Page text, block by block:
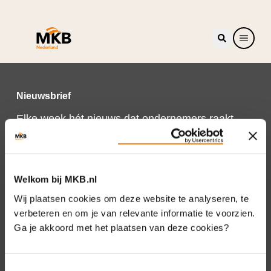
Welkom bij MKB.nl
Wij plaatsen cookies om deze website te analyseren, te
verbeteren en om je van relevante informatie te voorzien.
Ga je akkoord met het plaatsen van deze cookies?
Nieuwsbrief
Elke week hét nieuws dat ondernemers raakt.
Schrijf je nu in voor de MKB-Nederland
nieuwsbrief.
Schrijf je in
Direct naar
Over ons